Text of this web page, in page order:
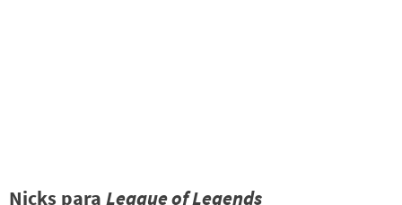
Nicks para League of Legends